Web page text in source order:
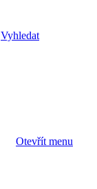
Vyhledat
Otevřít menu